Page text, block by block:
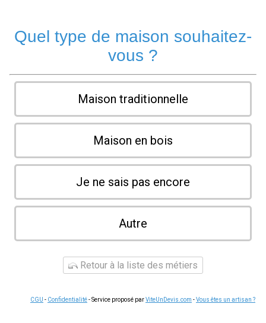
Quel type de maison souhaitez-
vous ?
Maison traditionnelle
Maison en bois
Je ne sais pas encore
Autre
Retour à la liste des métiers
CGU - Confidentialité- Service proposé parViteUnDevis.com -Vous êtes un artisan ?